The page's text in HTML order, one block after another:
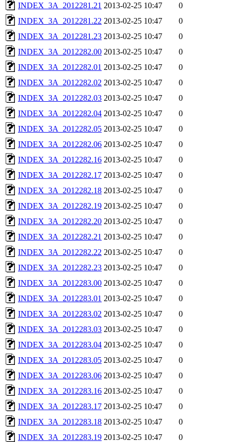
INDEX_3A_2012281.21 2013-02-25 10:47
0
INDEX_3A_2012281.22 2013-02-25 10:47
0
INDEX_3A_2012281.23 2013-02-25 10:47
0
INDEX_3A_2012282.00 2013-02-25 10:47
0
INDEX_3A_2012282.01 2013-02-25 10:47
0
INDEX_3A_2012282.02 2013-02-25 10:47
0
INDEX_3A_2012282.03 2013-02-25 10:47
0
INDEX_3A_2012282.04 2013-02-25 10:47
0
INDEX_3A_2012282.05 2013-02-25 10:47
0
INDEX_3A_2012282.06 2013-02-25 10:47
0
INDEX_3A_2012282.16 2013-02-25 10:47
0
INDEX_3A_2012282.17 2013-02-25 10:47
0
INDEX_3A_2012282.18 2013-02-25 10:47
0
INDEX_3A_2012282.19 2013-02-25 10:47
0
INDEX_3A_2012282.20 2013-02-25 10:47
0
INDEX_3A_2012282.21 2013-02-25 10:47
0
INDEX_3A_2012282.22 2013-02-25 10:47
0
INDEX_3A_2012282.23 2013-02-25 10:47
0
INDEX_3A_2012283.00 2013-02-25 10:47
0
INDEX_3A_2012283.01 2013-02-25 10:47
0
INDEX_3A_2012283.02 2013-02-25 10:47
0
INDEX_3A_2012283.03 2013-02-25 10:47
0
INDEX_3A_2012283.04 2013-02-25 10:47
0
INDEX_3A_2012283.05 2013-02-25 10:47
0
INDEX_3A_2012283.06 2013-02-25 10:47
0
INDEX_3A_2012283.16 2013-02-25 10:47
0
INDEX_3A_2012283.17 2013-02-25 10:47
0
INDEX_3A_2012283.18 2013-02-25 10:47
0
INDEX_3A_2012283.19 2013-02-25 10:47
0